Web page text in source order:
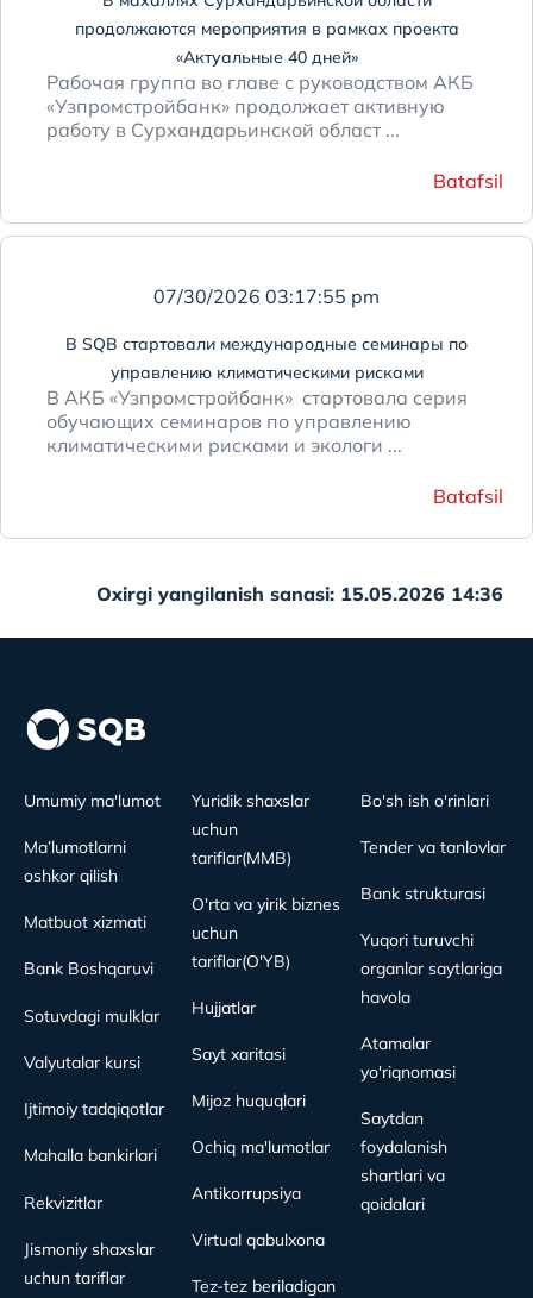
продолжаются мероприятия в рамках проекта
«Актуальные 40 дней»
Рабочая группа во главе с руководством АКБ
«Узпромстройбанк» продолжает активную
работу в Сурхандарьинской област ...
Batafsil
07/30/2026 03:17:55 pm
В SQB стартовали международные семинары по
управлению климатическими рисками
В АКБ «Узпромстройбанк» стартовала серия
обучающих семинаров по управлению
климатическими рисками и экологи ...
Batafsil
Oxirgi yangilanish sanasi: 15.05.2026 14:36
Umumiy ma'lumot
Ma’lumotlarni
oshkor qilish
Matbuot xizmati
Bank Boshqaruvi
Sotuvdagi mulklar
Valyutalar kursi
Ijtimoiy tadqiqotlar
Mahalla bankirlari
Rekvizitlar
Jismoniy shaxslar
uchun tariflar
Yuridik shaxslar
uchun
tariflar(MMB)
O'rta va yirik biznes
uchun
tariflar(O'YB)
Hujjatlar
Sayt xaritasi
Mijoz huquqlari
Ochiq ma'lumotlar
Antikorrupsiya
Virtual qabulxona
Tez-tez beriladigan
Bo'sh ish o'rinlari
Tender va tanlovlar
Bank strukturasi
Yuqori turuvchi
organlar saytlariga
havola
Atamalar
yo'riqnomasi
Saytdan
foydalanish
shartlari va
qoidalari